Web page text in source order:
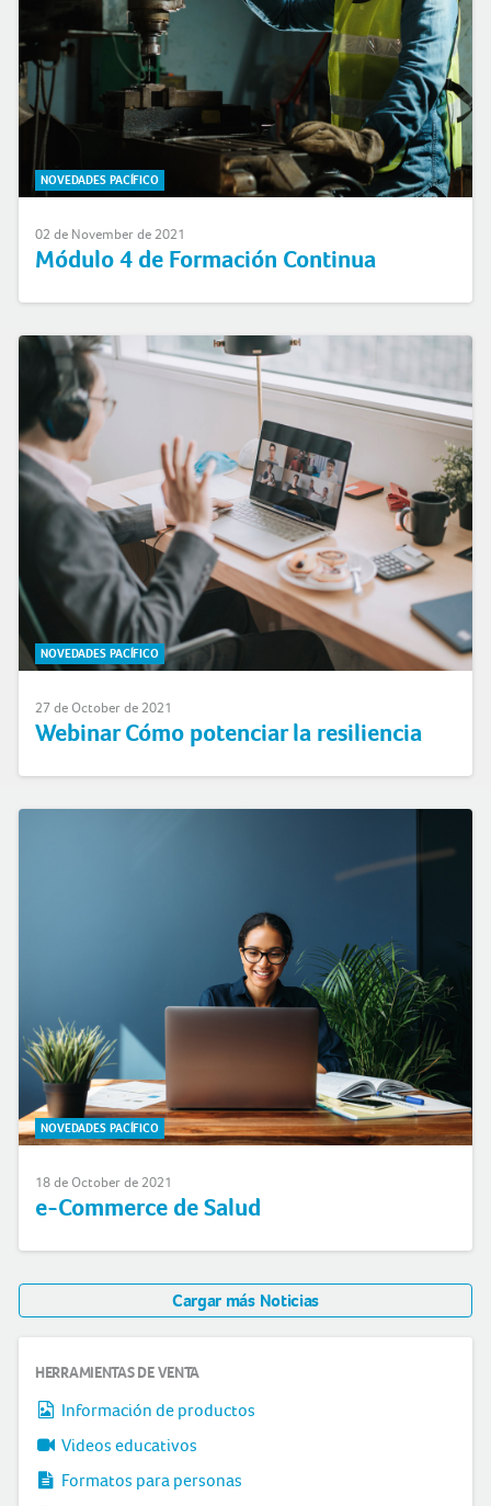
NOVEDADES PACÍFICO
02 de November de 2021
Módulo 4 de Formación Continua
NOVEDADES PACÍFICO
27 de October de 2021
Webinar Cómo potenciar la resiliencia
NOVEDADES PACÍFICO
18 de October de 2021
e-Commerce de Salud
Cargar más Noticias
HERRAMIENTAS DE VENTA
Información de productos
Videos educativos
Formatos para personas